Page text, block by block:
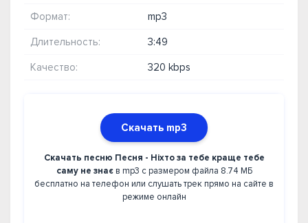
Формат: mp3
Длительность: 3:49
Качество: 320 kbps
Скачать mp3
Скачать песню Песня - Ніхто за тебе краще тебе
саму не знаєв mp3 с размером файла 8.74 МБ
бесплатно на телефон или слушать трек прямо на сайте в
режиме онлайн